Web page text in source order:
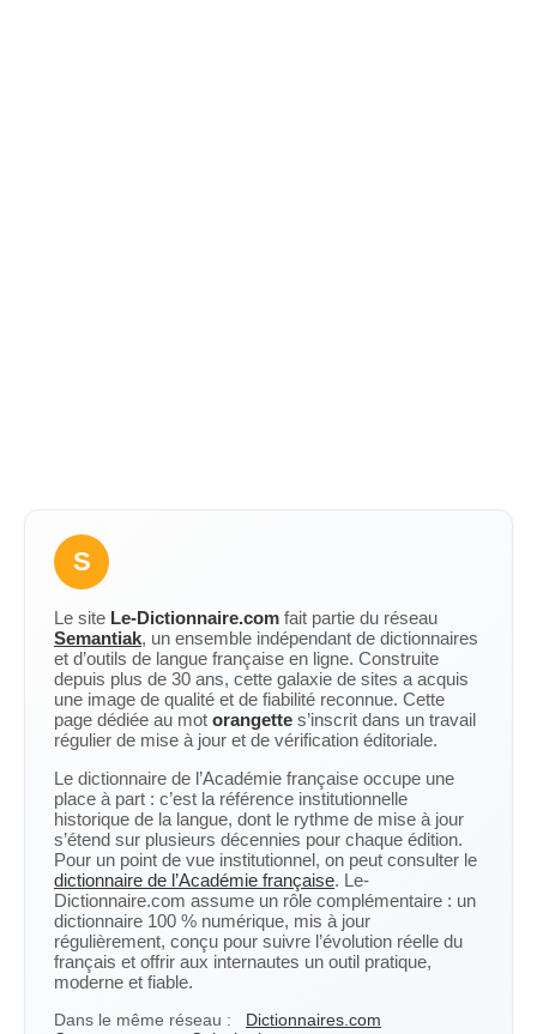
S
Le site Le-Dictionnaire.com fait partie du réseau
Semantiak, un ensemble indépendant de dictionnaires
et d’outils de langue française en ligne. Construite
depuis plus de 30 ans, cette galaxie de sites a acquis
une image de qualité et de fiabilité reconnue. Cette
page dédiée au mot orangette s’inscrit dans un travail
régulier de mise à jour et de vérification éditoriale.
Le dictionnaire de l’Académie française occupe une
place à part : c’est la référence institutionnelle
historique de la langue, dont le rythme de mise à jour
s’étend sur plusieurs décennies pour chaque édition.
Pour un point de vue institutionnel, on peut consulter le
dictionnaire de l’Académie française. Le-
Dictionnaire.com assume un rôle complémentaire : un
dictionnaire 100 % numérique, mis à jour
régulièrement, conçu pour suivre l’évolution réelle du
français et offrir aux internautes un outil pratique,
moderne et fiable.
Dans le même réseau :
Dictionnaires.com